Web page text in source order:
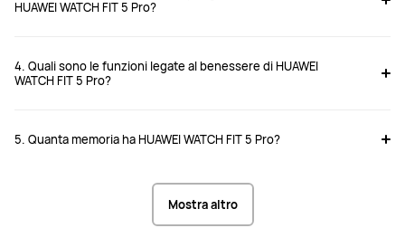
HUAWEI WATCH FIT 5 Pro?
4. Quali sono le funzioni legate al benessere di HUAWEI
WATCH FIT 5 Pro?
5. Quanta memoria ha HUAWEI WATCH FIT 5 Pro?
Mostra altro